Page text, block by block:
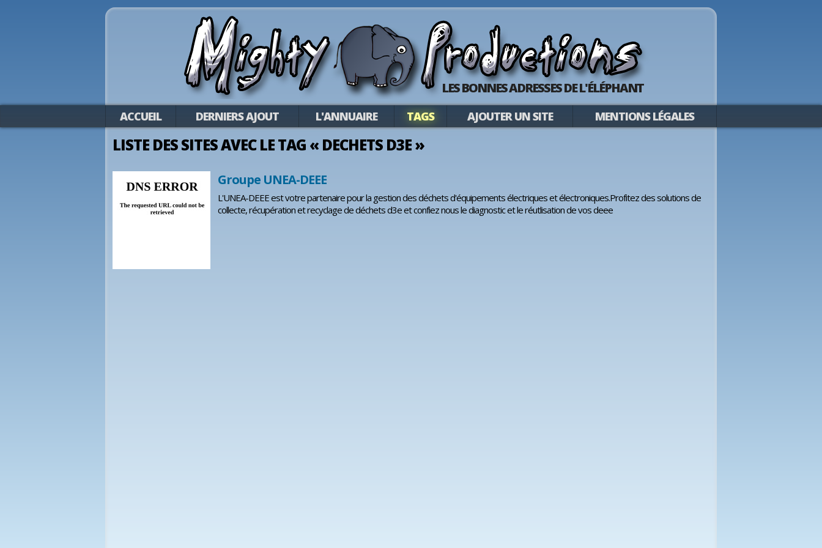
LES BONNES ADRESSES DE L'ÉLÉPHANT
ACCUEIL DERNIERS AJOUT L'ANNUAIRE TAGS AJOUTER UN SITE MENTIONS LÉGALES
LISTE DES SITES AVEC LE TAG « DECHETS D3E »
Groupe UNEA-DEEE
L'UNEA-DEEE est votre partenaire pour la gestion des déchets d'équipements électriques et électroniques.Profitez des solutions de
collecte, récupération et recyclage de déchets d3e et confiez nous le diagnostic et le réutlisation de vos deee